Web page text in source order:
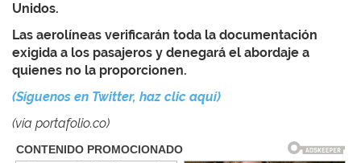
Unidos.
Las aerolíneas verificarán toda la documentación
exigida a los pasajeros y denegará el abordaje a
quienes no la proporcionen.
(Síguenos en Twitter, haz clic aquí)
(vía portafolio.co)